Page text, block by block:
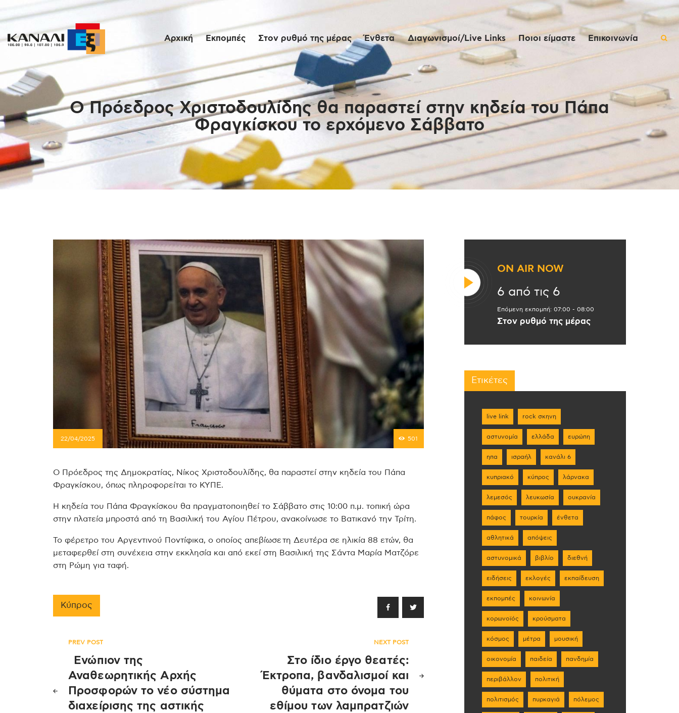
Αρχική Εκπομπές Στον ρυθμό της μέρας Ένθετα Διαγωνισμοί/Live Links Ποιοι είμαστε Επικοινωνία
Ο Πρόεδρος Χριστοδουλίδης θα παραστεί στην κηδεία του Πάπα
Φραγκίσκου το ερχόμενο Σάββατο
Αρχική
Εκπομπές
Στον ρυθμό της
μέρας
Ένθετα
Διαγωνισμοί/Live
Links
Επικοινωνία
22/04/2025 501
Ο Πρόεδρος της Δημοκρατίας, Νίκος Χριστοδουλίδης, θα παραστεί στην κηδεία του Πάπα
Φραγκίσκου, όπως πληροφορείται το ΚΥΠΕ.
Η κηδεία του Πάπα Φραγκίσκου θα πραγματοποιηθεί το Σάββατο στις 10:00 π.μ. τοπική ώρα
στην πλατεία μπροστά από τη Βασιλική του Αγίου Πέτρου, ανακοίνωσε το Βατικανό την Τρίτη.
Το φέρετρο του Αργεντινού Ποντίφικα, ο οποίος απεβίωσε τη Δευτέρα σε ηλικία 88 ετών, θα
μεταφερθεί στη συνέχεια στην εκκλησία και από εκεί στη Βασιλική της Σάντα Μαρία Ματζόρε
στη Ρώμη για ταφή.
Κύπρος
Πλοήγηση
άρθρων
PREV POST
Ενώπιον της
Αναθεωρητικής Αρχής
Προσφορών το νέο σύστημα
διαχείρισης της αστικής
NEXT POST
Στο ίδιο έργο θεατές:
Έκτροπα, βανδαλισμοί και
θύματα στο όνομα του
εθίμου των λαμπρατζιών
ON AIR NOW
6 από τις 6
Επόμενη εκπομπή: 07:00 - 08:00
Στον ρυθμό της μέρας
Ετικέτες
live link rock σκηνη
αστυνομία ελλάδα ευρώπη
ηπα ισραήλ κανάλι 6
κυπριακό κύπρος λάρνακα
λεμεσός λευκωσία ουκρανία
πάφος τουρκία ένθετα
αθλητικά απόψεις
αστυνομικά βιβλίο διεθνή
ειδήσεις εκλογές εκπαίδευση
εκπομπές κοινωνία
κορωνοϊός κρούσματα
κόσμος μέτρα μουσική
οικονομία παιδεία πανδημία
περιβάλλον πολιτική
πολιτισμός πυρκαγιά πόλεμος